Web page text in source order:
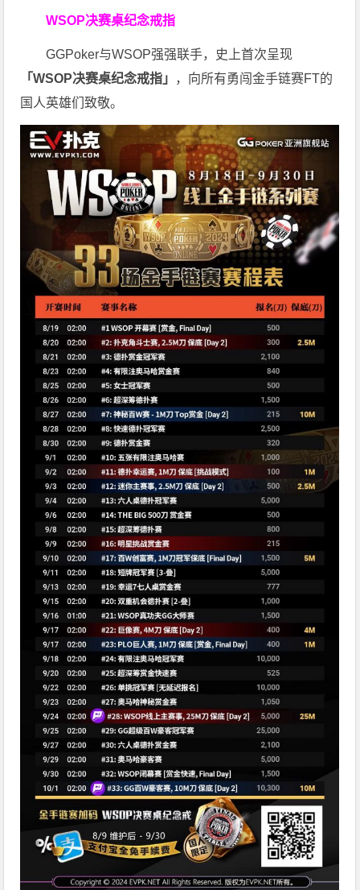
WSOP决赛桌纪念戒指
GGPoker与WSOP强强联手，史上首次呈现
「WSOP决赛桌纪念戒指」 ，向所有勇闯金手链赛FT的
国人英雄们致敬。